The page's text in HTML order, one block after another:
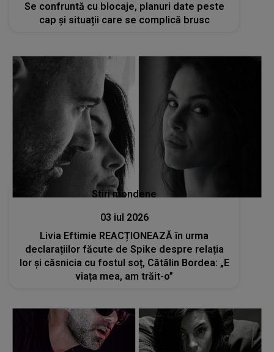
Se confruntă cu blocaje, planuri date peste
cap și situații care se complică brusc
Stiri mondene
03 iul 2026
Livia Eftimie REACȚIONEAZĂ în urma
declarațiilor făcute de Spike despre relația
lor și căsnicia cu fostul soț, Cătălin Bordea: „E
viața mea, am trăit-o”